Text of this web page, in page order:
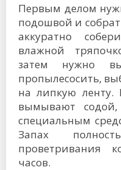
Первым делом
подошвой и
аккуратно
влажной
затем нужно
пропылесосить,
на липкую ленту.
вымывают
специальным
Запах
проветривания
часов.